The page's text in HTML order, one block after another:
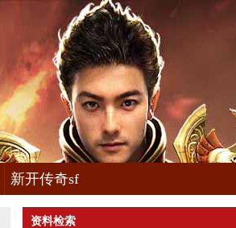
新开传奇sf
资料检索